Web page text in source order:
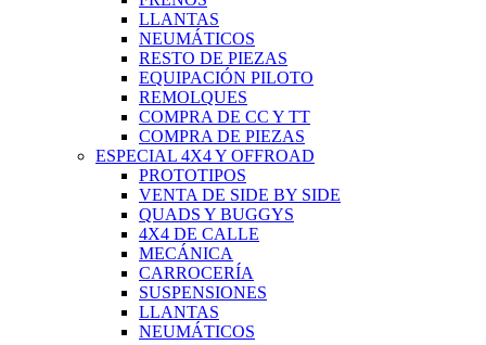
LLANTAS
NEUMÁTICOS
RESTO DE PIEZAS
EQUIPACIÓN PILOTO
REMOLQUES
COMPRA DE CC Y TT
COMPRA DE PIEZAS
ESPECIAL 4X4 Y OFFROAD
PROTOTIPOS
VENTA DE SIDE BY SIDE
QUADS Y BUGGYS
4X4 DE CALLE
MECÁNICA
CARROCERÍA
SUSPENSIONES
LLANTAS
NEUMÁTICOS